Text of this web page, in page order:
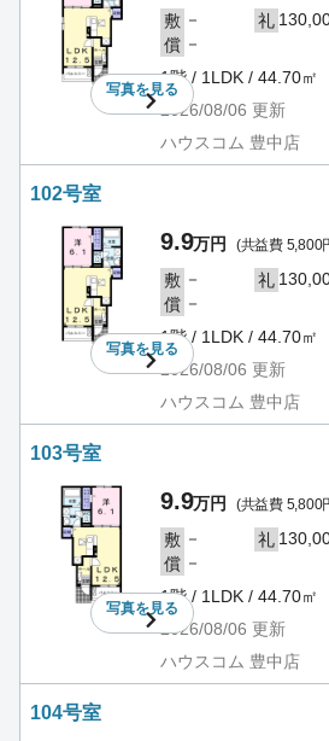
写真を見る
敷 － 礼
償 －
1階 / 1LDK / 44.70㎡
2026/08/06 更新
ハウスコム 豊中店
102号室
写真を見る
9.9万円 (共益費 5,800
敷 － 礼
償 －
1階 / 1LDK / 44.70㎡
2026/08/06 更新
ハウスコム 豊中店
103号室
写真を見る
9.9万円 (共益費 5,800
敷 － 礼
償 －
1階 / 1LDK / 44.70㎡
2026/08/06 更新
ハウスコム 豊中店
104号室